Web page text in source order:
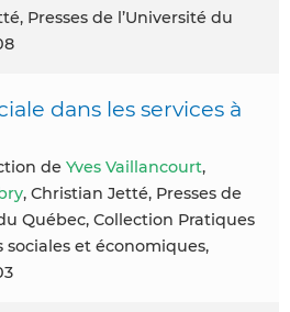
dans les services à
de Yves Vaillancourt,
, Christian Jetté, Presses de
Québec, Collection Pratiques
sociales et économiques,